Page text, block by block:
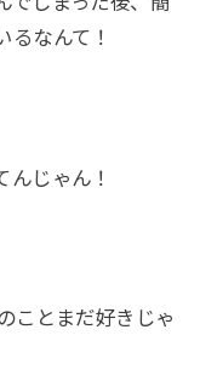
るなんて！
んじゃん！
ことまだ好きじゃ